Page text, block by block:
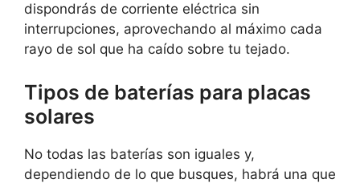
dispondrás de corriente eléctrica sin
interrupciones, aprovechando al máximo cada
rayo de sol que ha caído sobre tu tejado.
Tipos de baterías para placas
solares
No todas las baterías son iguales y,
dependiendo de lo que busques, habrá una que